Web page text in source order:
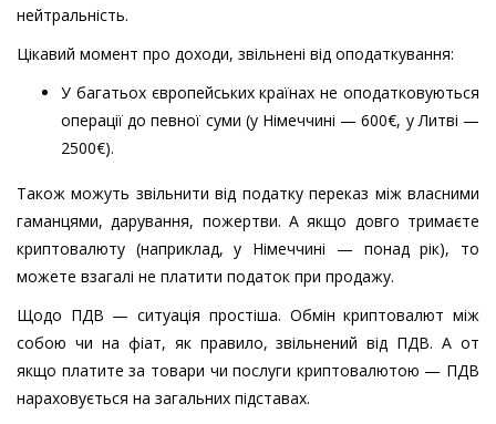
нейтральність.
Цікавий момент про доходи, звільнені від оподаткування:
У багатьох європейських країнах не оподатковуються
операції до певної суми (у Німеччині — 600€, у Литві —
2500€).
Також можуть звільнити від податку переказ між власними
гаманцями, дарування, пожертви. А якщо довго тримаєте
криптовалюту (наприклад, у Німеччині — понад рік), то
можете взагалі не платити податок при продажу.
Щодо ПДВ — ситуація простіша. Обмін криптовалют між
собою чи на фіат, як правило, звільнений від ПДВ. А от
якщо платите за товари чи послуги криптовалютою — ПДВ
нараховується на загальних підставах.